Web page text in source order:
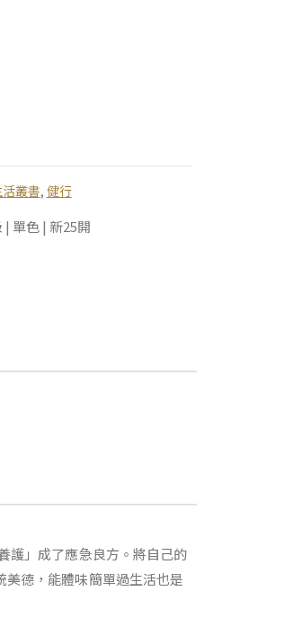
活叢書, 健行
| 單色 | 新25開
護」成了應急良方。將自己的
德，能體味簡單過生活也是